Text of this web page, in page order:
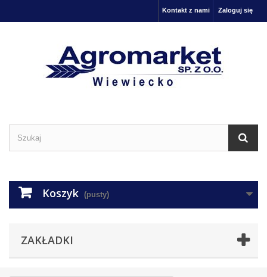
Zaloguj się
Kontakt z nami
Koszyk (pusty)
ZAKŁADKI